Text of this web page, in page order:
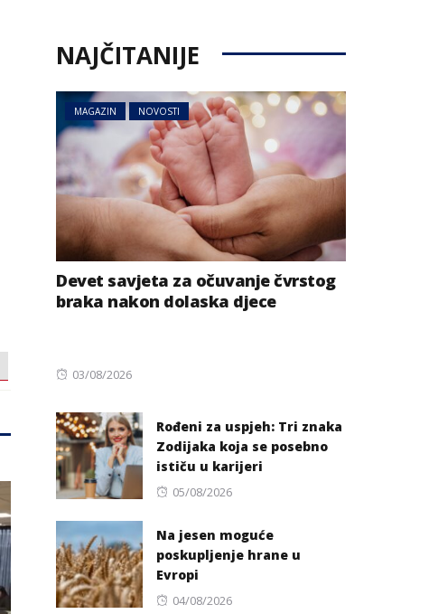
NAJČITANIJE
MAGAZIN NOVOSTI
Devet savjeta za očuvanje čvrstog
braka nakon dolaska djece
Posted
03/08/2026
Rođeni za uspjeh: Tri znaka
Zodijaka koja se posebno
ističu u karijeri
Posted
05/08/2026
Na jesen moguće
poskupljenje hrane u
Evropi
Posted
04/08/2026